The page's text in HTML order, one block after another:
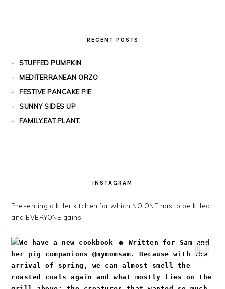
RECENT POSTS
STUFFED PUMPKIN
MEDITERRANEAN ORZO
FESTIVE PANCAKE PIE
SUNNY SIDES UP
FAMILY.EAT.PLANT.
INSTAGRAM
Presenting a killer kitchen for which NO ONE has to be killed
and EVERYONE gains!